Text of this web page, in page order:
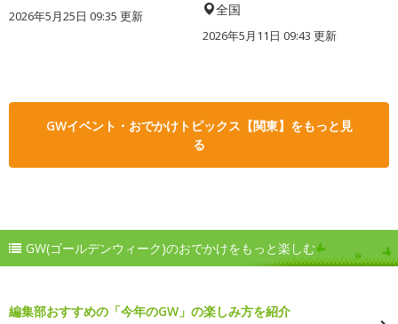
2026年5月25日 09:35 更新 全国
2026年5月11日 09:43 更新
GWイベント・おでかけトピックス【関東】をもっと見
る
GW(ゴールデンウィーク)のおでかけをもっと楽しむ
編集部おすすめの「今年のGW」の楽しみ方を紹介